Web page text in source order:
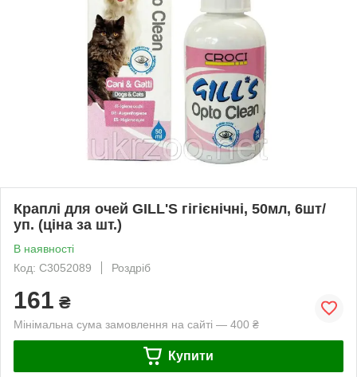
Краплі для очей GILL'S гігієнічні, 50мл, 6шт/
уп. (ціна за шт.)
В наявності
Код: C3052089
Роздріб
161 ₴
Мінімальна сума замовлення на сайті — 400 ₴
Купити